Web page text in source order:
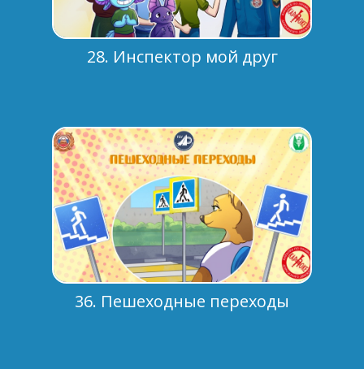
28. Инспектор мой друг
36. Пешеходные переходы